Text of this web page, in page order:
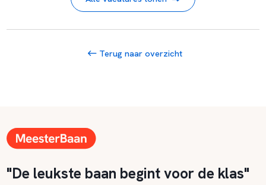
Terug naar overzicht
"De leukste baan begint voor de klas"